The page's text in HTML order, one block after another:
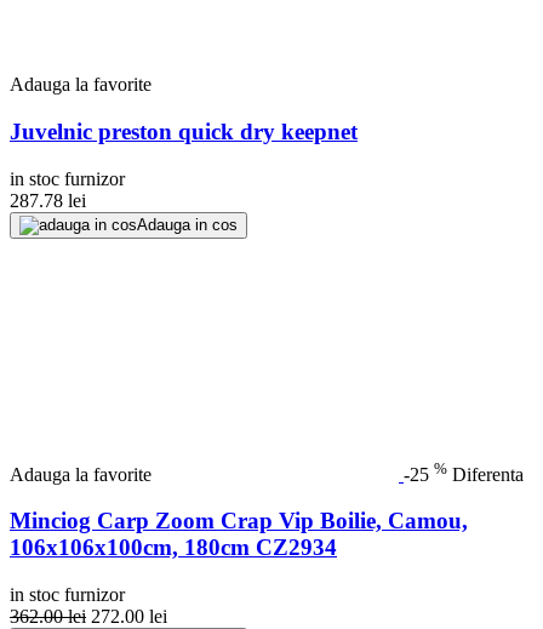
Adauga la favorite
Juvelnic preston quick dry keepnet
in stoc furnizor
287.78 lei
Adauga in cos
Adauga la favorite -25 % Diferenta
Minciog Carp Zoom Crap Vip Boilie, Camou,
106x106x100cm, 180cm CZ2934
in stoc furnizor
362.00 lei 272.00 lei